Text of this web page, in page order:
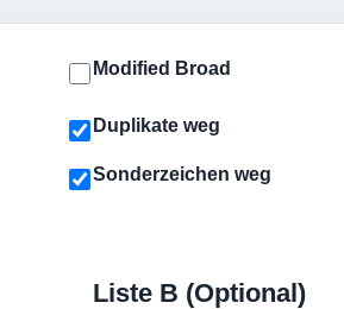
Modified Broad
Duplikate weg
Sonderzeichen weg
Liste B (Optional)